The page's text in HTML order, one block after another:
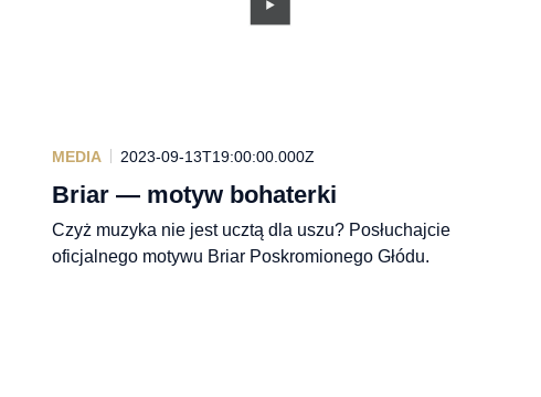
MEDIA 2023-09-13T19:00:00.000Z
Briar — motyw bohaterki
Czyż muzyka nie jest ucztą dla uszu? Posłuchajcie
oficjalnego motywu Briar Poskromionego Głódu.